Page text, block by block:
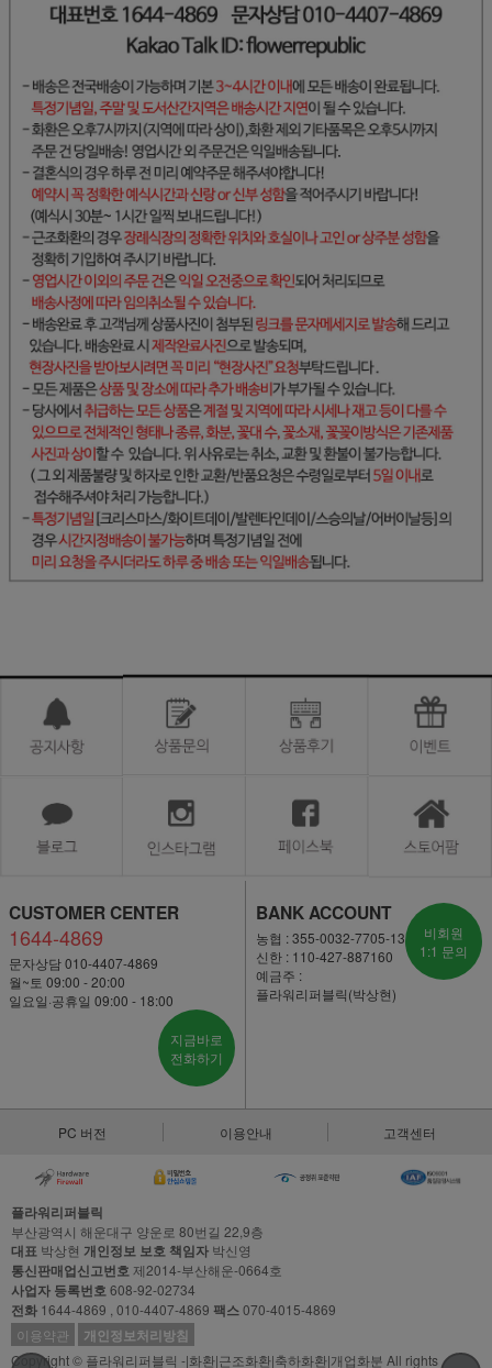
CUSTOMER CENTER
1644-4869
문자상담 010-4407-4869
월~토 09:00 - 20:00
일요일·공휴일 09:00 - 18:00
지금바로
전화하기
BANK ACCOUNT
농협 : 355-0032-7705-13
신한 : 110-427-887160
예금주 :
플라워리퍼블릭(박상현)
비회원
1:1 문의
PC 버전 이용안내 고객센터
플라워리퍼블릭
부산광역시 해운대구 양운로 80번길 22,9층
대표 박상현 개인정보 보호 책임자 박신영
통신판매업신고번호제2014-부산해운-0664호
사업자 등록번호608-92-02734
전화 1644-4869 , 010-4407-4869 팩스070-4015-4869
이용약관
개인정보처리방침
Copyright © 플라워리퍼블릭 -|화환|근조화환|축하화환|개업화분 All rights